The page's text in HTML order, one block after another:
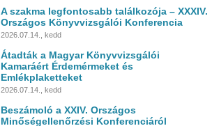
A szakma legfontosabb találkozója – XXXIV.
Országos Könyvvizsgálói Konferencia
2026.07.14., kedd
Átadták a Magyar Könyvvizsgálói
Kamaráért Érdemérmeket és
Emlékplaketteket
2026.07.14., kedd
Beszámoló a XXIV. Országos
Minőségellenőrzési Konferenciáról